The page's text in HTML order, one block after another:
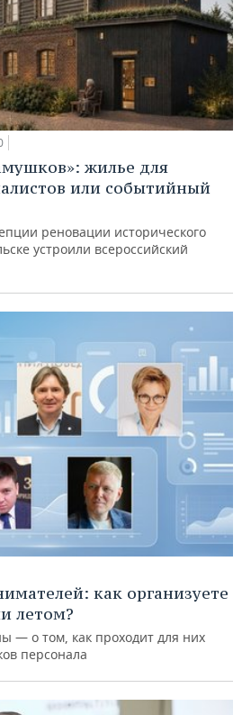
жилье для
или событийный
реновации исторического
устроили всероссийский
как организуете
летом?
— о том, как проходит для них
персонала